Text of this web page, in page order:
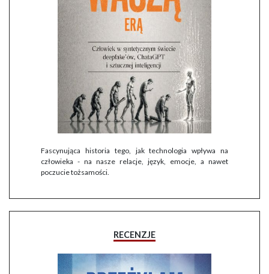
Fascynująca historia tego, jak technologia wpływa na
człowieka - na nasze relacje, język, emocje, a nawet
poczucie tożsamości.
RECENZJE